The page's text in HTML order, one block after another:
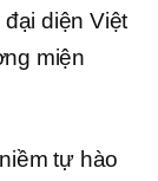
diện Việt
miện
tự hào